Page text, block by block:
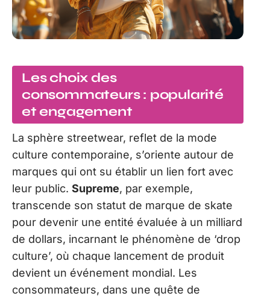
Les choix des
consommateurs : popularité
et engagement
La sphère streetwear, reflet de la mode
culture contemporaine, s’oriente autour de
marques qui ont su établir un lien fort avec
leur public. Supreme, par exemple,
transcende son statut de marque de skate
pour devenir une entité évaluée à un milliard
de dollars, incarnant le phénomène de ‘drop
culture’, où chaque lancement de produit
devient un événement mondial. Les
consommateurs, dans une quête de